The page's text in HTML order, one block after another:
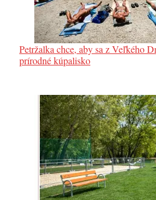
Petržalka chce, aby sa z Veľkého
prírodné kúpalisko